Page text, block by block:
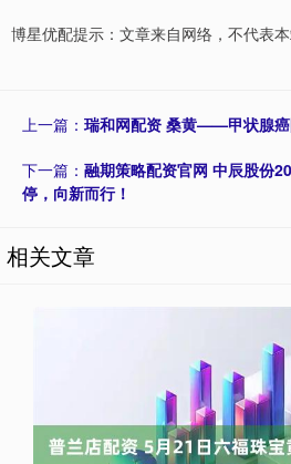
博星优配提示：文章来自网络，不代表本
上一篇： 瑞和网配资 桑黄——甲状腺癌
下一篇： 融期策略配资官网 中辰股份
停，向新而行！
相关文章